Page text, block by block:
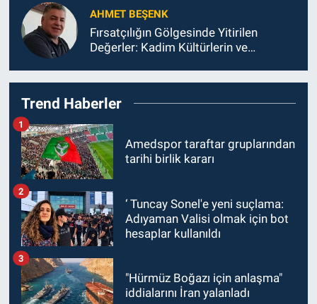
AHMET BEŞENK
Fırsatçılığın Gölgesinde Yitirilen
Değerler: Kadim Kültürlerin ve
Trend Haberler
Amedspor taraftar gruplarından
tarihi birlik kararı
1
‘ Tuncay Sonel'e yeni suçlama:
Adıyaman Valisi olmak için bot
hesaplar kullanıldı
2
"Hürmüz Boğazı için anlaşma"
iddialarını İran yalanladı
3